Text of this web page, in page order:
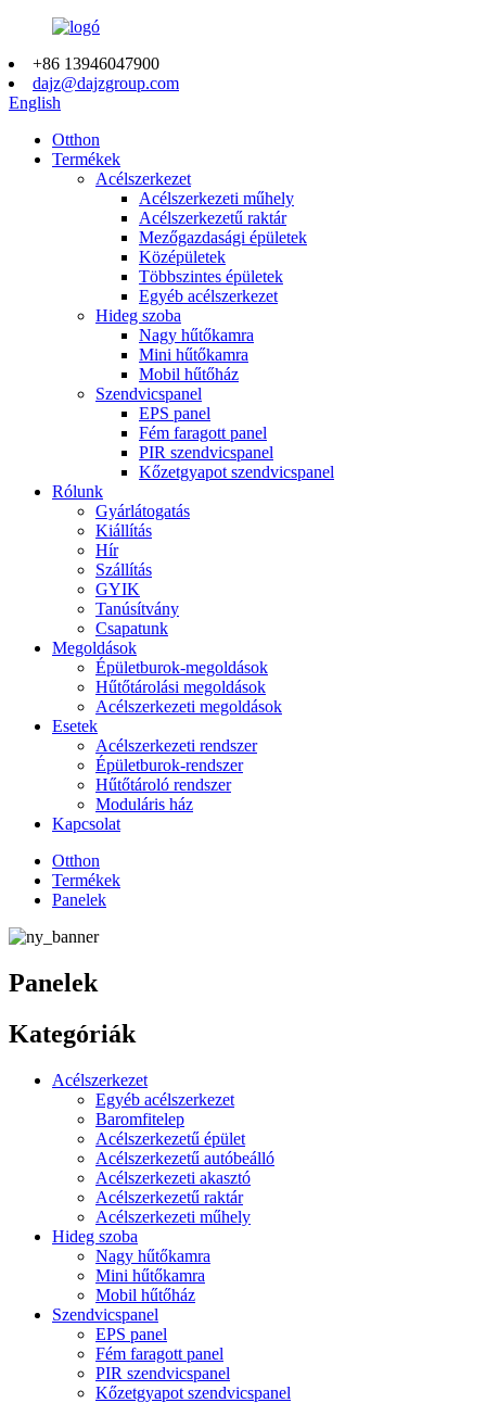
+86 13946047900
dajz@dajzgroup.com
English
Otthon
Termékek
Acélszerkezet
Acélszerkezeti műhely
Acélszerkezetű raktár
Mezőgazdasági épületek
Középületek
Többszintes épületek
Egyéb acélszerkezet
Hideg szoba
Nagy hűtőkamra
Mini hűtőkamra
Mobil hűtőház
Szendvicspanel
EPS panel
Fém faragott panel
PIR szendvicspanel
Kőzetgyapot szendvicspanel
Rólunk
Gyárlátogatás
Kiállítás
Hír
Szállítás
GYIK
Tanúsítvány
Csapatunk
Megoldások
Épületburok-megoldások
Hűtőtárolási megoldások
Acélszerkezeti megoldások
Esetek
Acélszerkezeti rendszer
Épületburok-rendszer
Hűtőtároló rendszer
Moduláris ház
Kapcsolat
Otthon
Termékek
Panelek
Panelek
Kategóriák
Acélszerkezet
Egyéb acélszerkezet
Baromfitelep
Acélszerkezetű épület
Acélszerkezetű autóbeálló
Acélszerkezeti akasztó
Acélszerkezetű raktár
Acélszerkezeti műhely
Hideg szoba
Nagy hűtőkamra
Mini hűtőkamra
Mobil hűtőház
Szendvicspanel
EPS panel
Fém faragott panel
PIR szendvicspanel
Kőzetgyapot szendvicspanel